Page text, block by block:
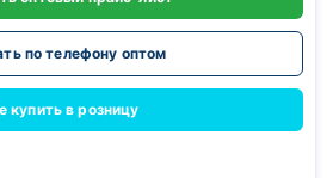
по телефону оптом
купить в розницу